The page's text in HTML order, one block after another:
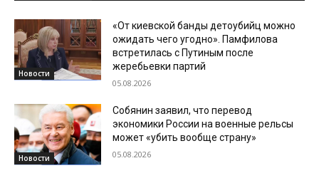
Новости
«От киевской банды детоубийц можно
ожидать чего угодно». Памфилова
встретилась с Путиным после
жеребьевки партий
05.08.2026
Новости
Собянин заявил, что перевод
экономики России на военные рельсы
может «убить вообще страну»
05.08.2026